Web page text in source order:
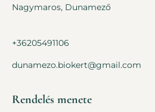
Nagymaros, Dunamező
+36205491106
dunamezo.biokert@gmail.com
Rendelés menete